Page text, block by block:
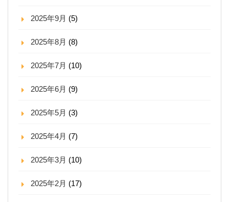
2025年9月 (5)
2025年8月 (8)
2025年7月 (10)
2025年6月 (9)
2025年5月 (3)
2025年4月 (7)
2025年3月 (10)
2025年2月 (17)